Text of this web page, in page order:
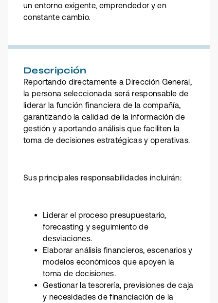
un entorno exigente, emprendedor y en
constante cambio.
Descripción
Reportando directamente a Dirección General,
la persona seleccionada será responsable de
liderar la función financiera de la compañía,
garantizando la calidad de la información de
gestión y aportando análisis que faciliten la
toma de decisiones estratégicas y operativas.
Sus principales responsabilidades incluirán:
Liderar el proceso presupuestario,
forecasting y seguimiento de
desviaciones.
Elaborar análisis financieros, escenarios y
modelos económicos que apoyen la
toma de decisiones.
Gestionar la tesorería, previsiones de caja
y necesidades de financiación de la